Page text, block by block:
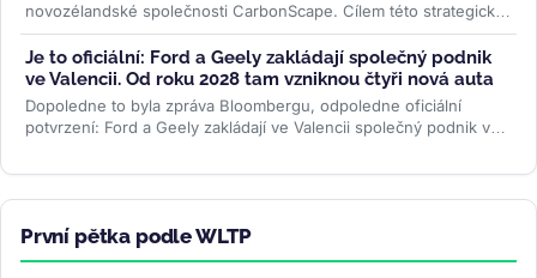
novozélandské společnosti CarbonScape. Cílem této strategické
investice je...>>
Je to oficiální: Ford a Geely zakládají společný podnik
ve Valencii. Od roku 2028 tam vzniknou čtyři nová auta
Dopoledne to byla zpráva Bloombergu, odpoledne oficiální
potvrzení: Ford a Geely zakládají ve Valencii společný podnik v
První pětka podle WLTP